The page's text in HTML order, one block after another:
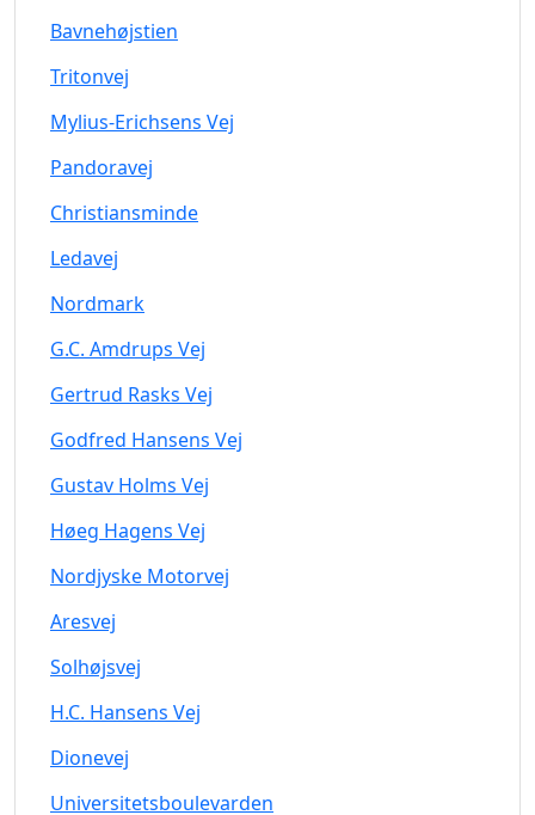
Bavnehøjstien
Tritonvej
Mylius-Erichsens Vej
Pandoravej
Christiansminde
Ledavej
Nordmark
G.C. Amdrups Vej
Gertrud Rasks Vej
Godfred Hansens Vej
Gustav Holms Vej
Høeg Hagens Vej
Nordjyske Motorvej
Aresvej
Solhøjsvej
H.C. Hansens Vej
Dionevej
Universitetsboulevarden